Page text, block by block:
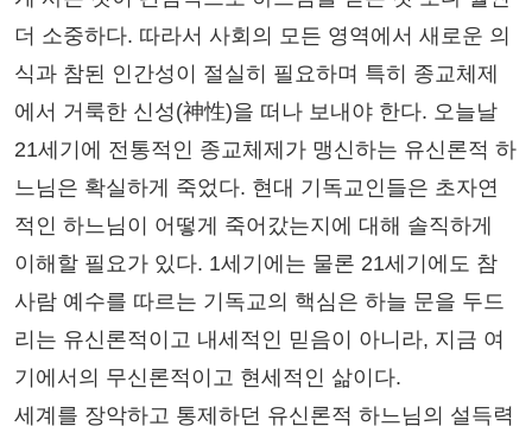
더 소중하다. 따라서 사회의 모든 영역에서 새로운 의
식과 참된 인간성이 절실히 필요하며 특히 종교체제
에서 거룩한 신성(神性)을 떠나 보내야 한다. 오늘날
21세기에 전통적인 종교체제가 맹신하는 유신론적 하
느님은 확실하게 죽었다. 현대 기독교인들은 초자연
적인 하느님이 어떻게 죽어갔는지에 대해 솔직하게
이해할 필요가 있다. 1세기에는 물론 21세기에도 참
사람 예수를 따르는 기독교의 핵심은 하늘 문을 두드
리는 유신론적이고 내세적인 믿음이 아니라, 지금 여
기에서의 무신론적이고 현세적인 삶이다.
세계를 장악하고 통제하던 유신론적 하느님의 설득력